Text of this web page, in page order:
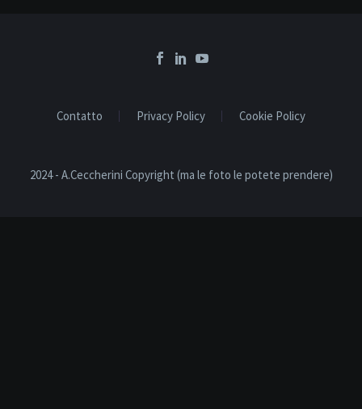
Contatto Privacy Policy Cookie Policy
2024 - A.Ceccherini Copyright (ma le foto le potete prendere)